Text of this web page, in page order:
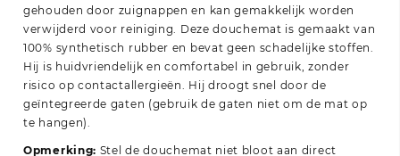
gehouden door zuignappen en kan gemakkelijk worden
verwijderd voor reiniging. Deze douchemat is gemaakt van
100% synthetisch rubber en bevat geen schadelijke stoffen.
Hij is huidvriendelijk en comfortabel in gebruik, zonder
risico op contactallergieën. Hij droogt snel door de
geïntegreerde gaten (gebruik de gaten niet om de mat op
te hangen).
Opmerking: Stel de douchemat niet bloot aan direct